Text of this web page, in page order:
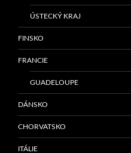
ÚSTECKÝ KRAJ
FINSKO
FRANCIE
GUADELOUPE
DÁNSKO
CHORVATSKO
ITÁLIE